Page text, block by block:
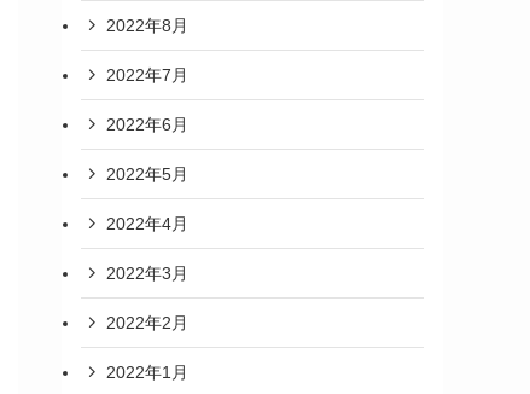
2022年8月
2022年7月
2022年6月
2022年5月
2022年4月
2022年3月
2022年2月
2022年1月